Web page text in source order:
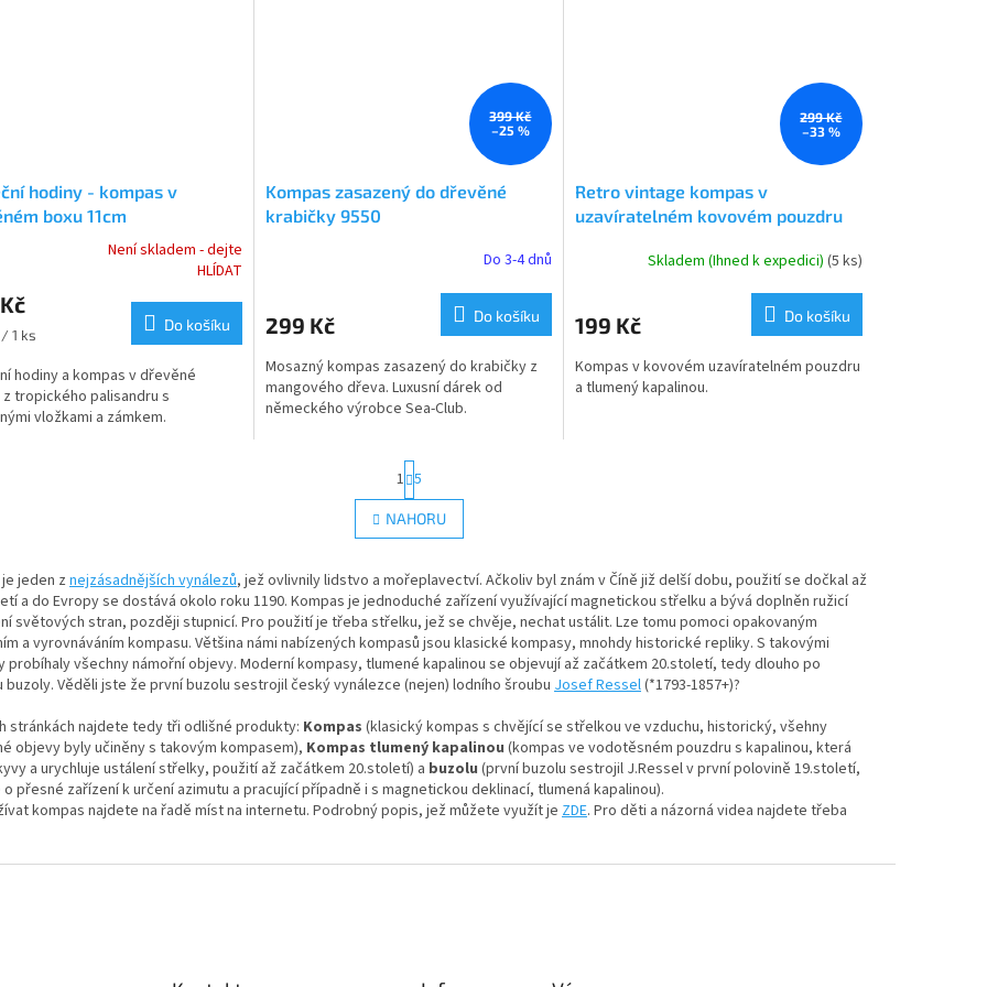
hodiny - kompas v
boxu 11cm
Není skladem - dejte
HLÍDAT
1 ks
Do košíku
hodiny a kompas v dřevěné
tropického palisandru s
vložkami a zámkem.
399 Kč
–25 %
Kompas zasazený do dřevěné
krabičky 9550
Do 3-4 dnů
299 Kč Do košíku
Mosazný kompas zasazený do krabičky z
mangového dřeva. Luxusní dárek od
německého výrobce Sea-Club.
299 Kč
–33 %
Retro vintage kompas v
uzavíratelném kovovém pouzdru
Skladem (Ihned k expedici) (5 ks)
199 Kč Do košíku
Kompas v kovovém uzavíratelném pouzdru
a tlumený kapalinou.
O
v
á
d
a
c
í
p
r
v
k
y
v
ý
p
s
S
t
r
á
n
o
v
á
n
1 5
NAHORU
je jeden z nejzásadnějších vynálezů, jež ovlivnily lidstvo a mořeplavectví. Ačkoliv byl znám v Číně již delší dobu, použití se dočkal až
a do Evropy se dostává okolo roku 1190. Kompas je jednoduché zařízení využívající magnetickou střelku a bývá doplněn ružicí
světových stran, později stupnicí. Pro použití je třeba střelku, jež se chvěje, nechat ustálit. Lze tomu pomoci opakovaným
a vyrovnáváním kompasu. Většina námi nabízených kompasů jsou klasické kompasy, mnohdy historické repliky. S takovými
probíhaly všechny námořní objevy. Moderní kompasy, tlumené kapalinou se objevují až začátkem 20.století, tedy dlouho po
buzoly. Věděli jste že první buzolu sestrojil český vynálezce (nejen) lodního šroubu Josef Ressel(*1793-1857+)?
stránkách najdete tedy tři odlišné produkty: Kompas (klasický kompas s chvějící se střelkou ve vzduchu, historický, všehny
objevy byly učiněny s takovým kompasem), Kompas tlumený kapalinou (kompas ve vodotěsném pouzdru s kapalinou, která
a urychluje ustálení střelky, použití až začátkem 20.století) a buzolu (první buzolu sestrojil J.Ressel v první polovině 19.století,
přesné zařízení k určení azimutu a pracující případně i s magnetickou deklinací, tlumená kapalinou).
kompas najdete na řadě míst na internetu. Podrobný popis, jež můžete využít je ZDE. Pro děti a názorná videa najdete třeba